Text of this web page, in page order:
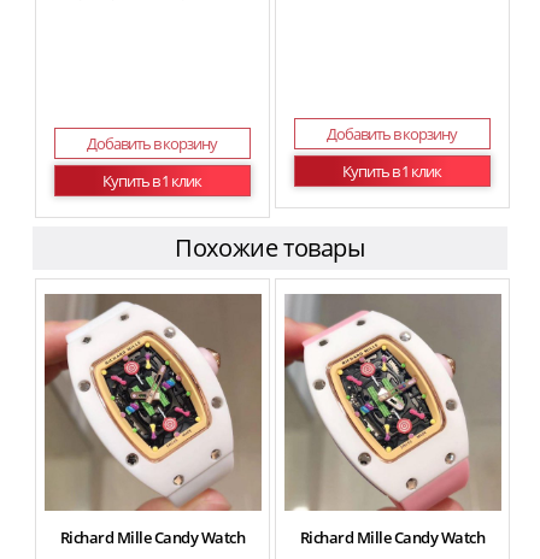
Добавить в корзину
Купить в 1 клик
Добавить в корзину
Купить в 1 клик
Похожие товары
Richard Mille Candy Watch Richard Mille Candy Watch